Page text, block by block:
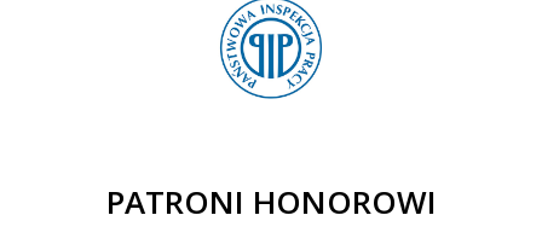
PATRONI HONOROWI